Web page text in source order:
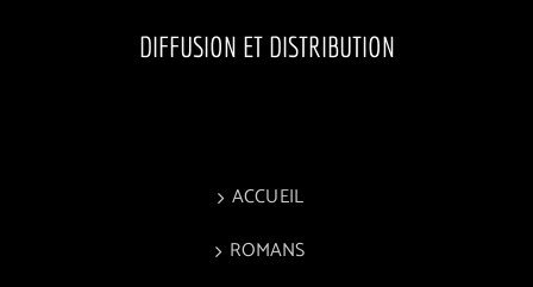
DIFFUSION ET DISTRIBUTION
ACCUEIL
ROMANS